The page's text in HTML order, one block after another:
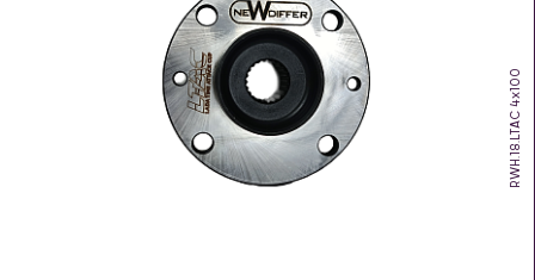
RWH.18.LTAC 4х100